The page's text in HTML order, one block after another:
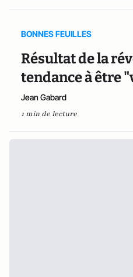
BONNES FEUILLES
Résultat de la
tendance à être
Jean Gabard
1 min de lecture